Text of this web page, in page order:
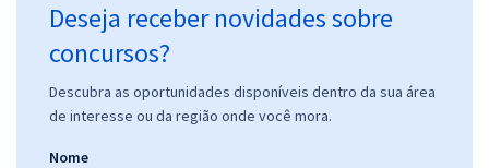
Deseja receber novidades sobre
concursos?
Descubra as oportunidades disponíveis dentro da sua área
de interesse ou da região onde você mora.
Nome